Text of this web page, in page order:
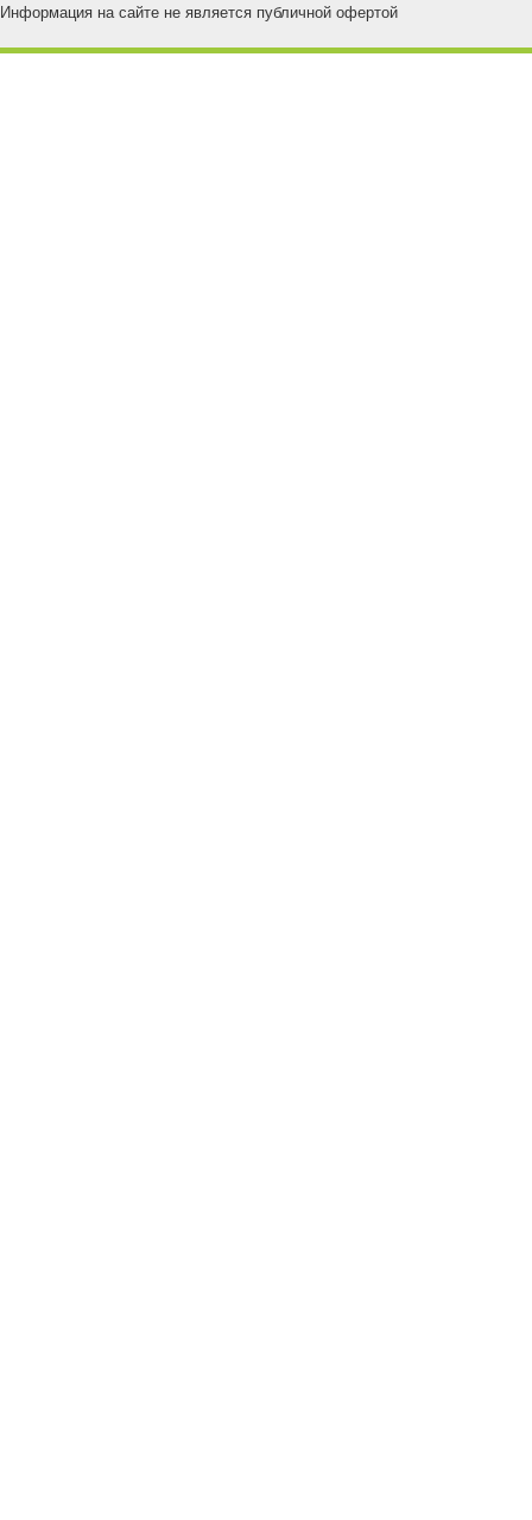
Информация на сайте не является публичной офертой